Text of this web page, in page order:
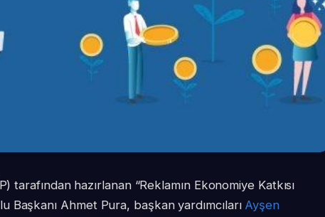
tarafından hazırlanan “Reklamın Ekonomiye Katkısı
Başkanı Ahmet Pura, başkan yardımcıları Ayşen